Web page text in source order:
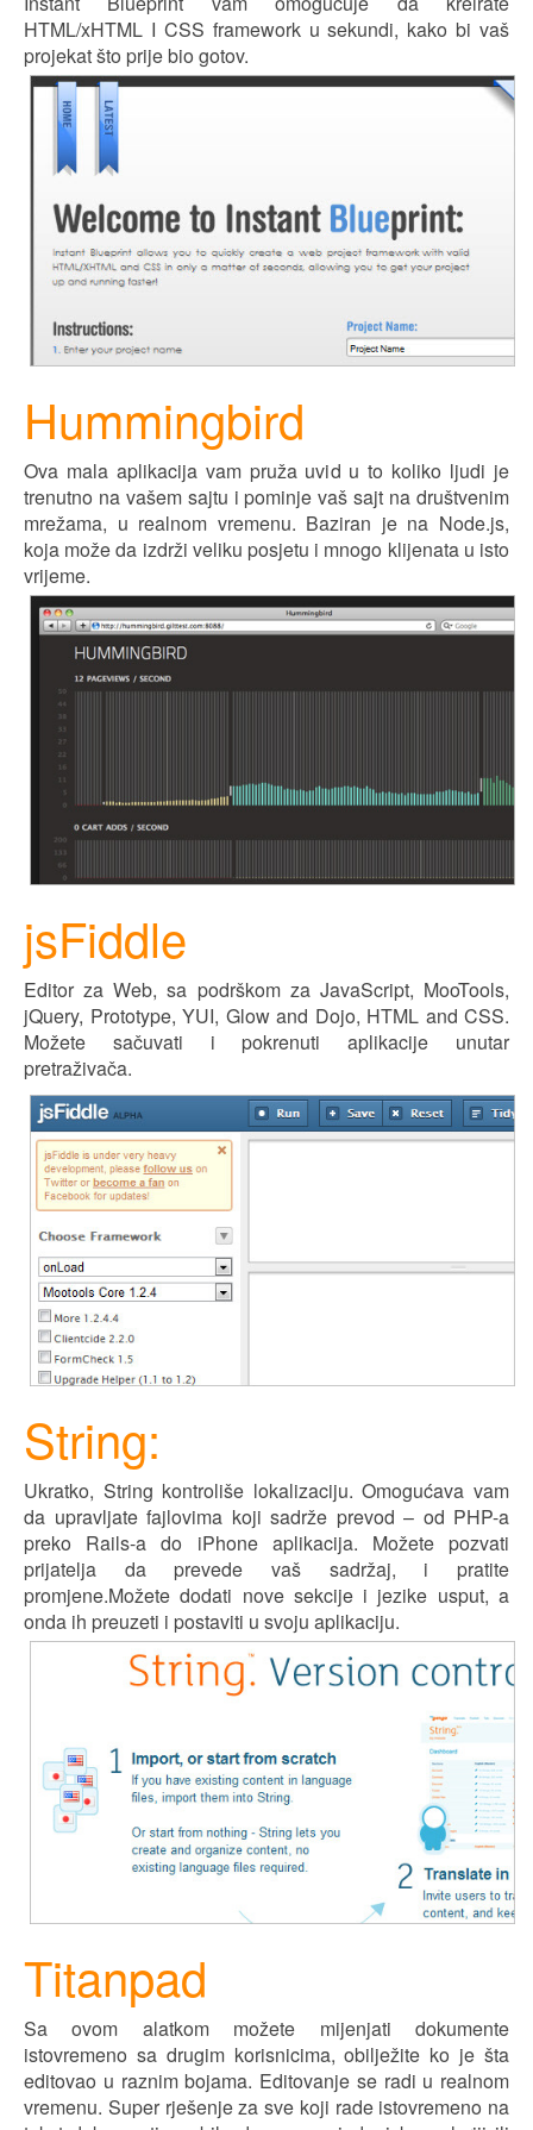
HTML/xHTML I CSS framework u sekundi, kako bi vaš
projekat što prije bio gotov.
Hummingbird
Ova mala aplikacija vam pruža uvid u to koliko ljudi je
trenutno na vašem sajtu i pominje vaš sajt na društvenim
mrežama, u realnom vremenu. Baziran je na Node.js,
koja može da izdrži veliku posjetu i mnogo klijenata u isto
vrijeme.
jsFiddle
Editor za Web, sa podrškom za JavaScript, MooTools,
jQuery, Prototype, YUI, Glow and Dojo, HTML and CSS.
Možete sačuvati i pokrenuti aplikacije unutar
pretraživača.
String:
Ukratko, String kontroliše lokalizaciju. Omogućava vam
da upravljate fajlovima koji sadrže prevod – od PHP-a
preko Rails-a do iPhone aplikacija. Možete pozvati
prijatelja da prevede vaš sadržaj, i pratite
promjene.Možete dodati nove sekcije i jezike usput, a
onda ih preuzeti i postaviti u svoju aplikaciju.
Titanpad
Sa ovom alatkom možete mijenjati dokumente
istovremeno sa drugim korisnicima, obilježite ko je šta
editovao u raznim bojama. Editovanje se radi u realnom
vremenu. Super rješenje za sve koji rade istovremeno na